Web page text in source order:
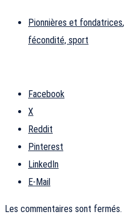
Pionnières et fondatrices,
fécondité, sport
Facebook
X
Reddit
Pinterest
LinkedIn
E-Mail
Les commentaires sont fermés.